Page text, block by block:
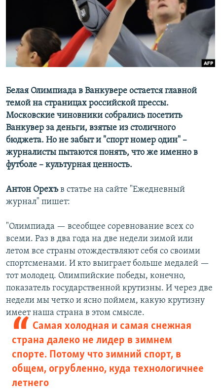
ПОДПИШИТЕСЬ НА РАССЫЛКУ
СОЦИАЛЬНЫЕ СЕТИ
Все сайты РСЕ/РС
Белая Олимпиада в Ванкувере остается главной
темой на страницах российской прессы.
Московские чиновники собрались посетить
Ванкувер за деньги, взятые из столичного
бюджета. Но не забыт и "спорт номер один" –
журналисты пытаются понять, что же именно в
футболе – культурная ценность.
Антон Орехъв статье на сайте "Ежедневный
журнал" пишет:
"Олимпиада — всеобщее соревнование всех со
всеми. Раз в два года на две недели зимой или
летом все страны отождествляют себя со своими
спортсменами. И кто выиграет больше медалей —
тот молодец. Олимпийские победы, конечно,
показатель государственной крутизны. И через две
недели мы четко и ясно поймем, какую крутизну
имеет наша страна в этом смысле.
Самая холодная и самая снежная
страна далеко не лидер в зимнем
спорте. Потому что зимний спорт, в
общем, огрубленно, куда технологичнее
летнего